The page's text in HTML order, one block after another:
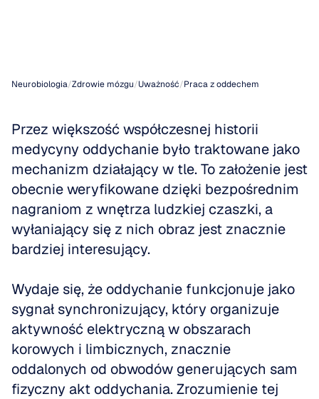
Neurobiologia/Zdrowie mózgu/Uważność/Praca z oddechem
Przez większość współczesnej historii
medycyny oddychanie było traktowane jako
mechanizm działający w tle. To założenie jest
obecnie weryfikowane dzięki bezpośrednim
nagraniom z wnętrza ludzkiej czaszki, a
wyłaniający się z nich obraz jest znacznie
bardziej interesujący.
Wydaje się, że oddychanie funkcjonuje jako
sygnał synchronizujący, który organizuje
aktywność elektryczną w obszarach
korowych i limbicznych, znacznie
oddalonych od obwodów generujących sam
fizyczny akt oddychania. Zrozumienie tej